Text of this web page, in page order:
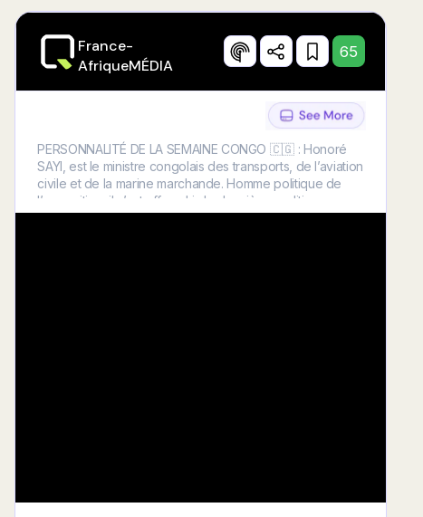
France-
AfriqueMÉDIA
65
PERSONNALITÉ DE LA SEMAINE CONGO 🇨🇬 : Honoré
SAYI, est le ministre congolais des transports, de l’aviation
civile et de la marine marchande. Homme politique de
l’opposition, il s’est affranchi des barrières politiques, en
acceptant de servir son pays, en tant que membre du